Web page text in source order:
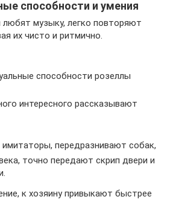
способности и умения
любят музыку, легко повторяют
их чисто и ритмично.
способности розеллы
интересного рассказывают
передразнивают собак,
точно передают скрип двери и
к хозяину привыкают быстрее